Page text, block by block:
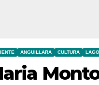
ANGUILLARA CULTURA LAGO